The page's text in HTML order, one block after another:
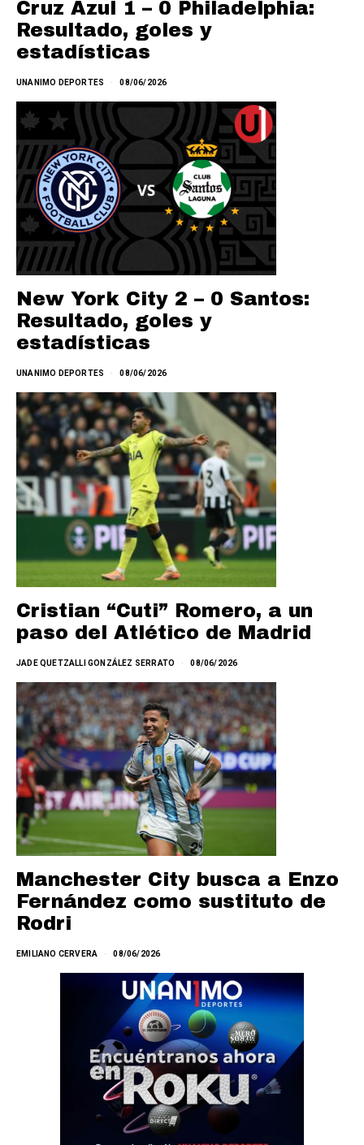
Cruz Azul 1 – 0 Philadelphia:
Resultado, goles y
estadísticas
UNANIMO DEPORTES 08/06/2026
New York City 2 – 0 Santos:
Resultado, goles y
estadísticas
UNANIMO DEPORTES 08/06/2026
Cristian “Cuti” Romero, a un
paso del Atlético de Madrid
JADE QUETZALLI GONZÁLEZ SERRATO 08/06/2026
Manchester City busca a Enzo
Fernández como sustituto de
Rodri
EMILIANO CERVERA 08/06/2026